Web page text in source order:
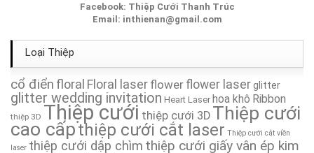
Thiệp Cưới TA189
Thiệp Cưới TA002
Thiệp Cưới TA054
Thiệp cưới TA321
Thiệp Cưới TA071
Facebook: Thiệp Cưới Thanh Trúc
Email: inthienan@gmail.com
Loại Thiệp
cổ điển floral Floral laser flower flower laserglitter
glitter wedding invitation Heart Laser hoa khô Ribbon
thiệp 3D Thiệp cưới thiệp cưới 3D Thiệp cưới
cao cấpthiệp cưới cắt laser Thiệp cưới cắt viền
laser thiệp cưới dập chìm thiệp cưới giấy vân ép kim